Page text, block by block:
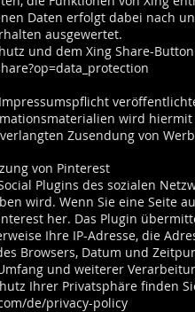
Daten erfolgt dabei nach
ausgewertet.
und dem Xing Share-
wird
Zusendung von
von Pinterest
Plugins des sozialen
wird. Wenn Sie eine
her. Das Plugin
Ihre IP-Adresse, die
Browsers, Datum und
und weiterer
Ihrer Privatsphäre finden
de/privacy-policy